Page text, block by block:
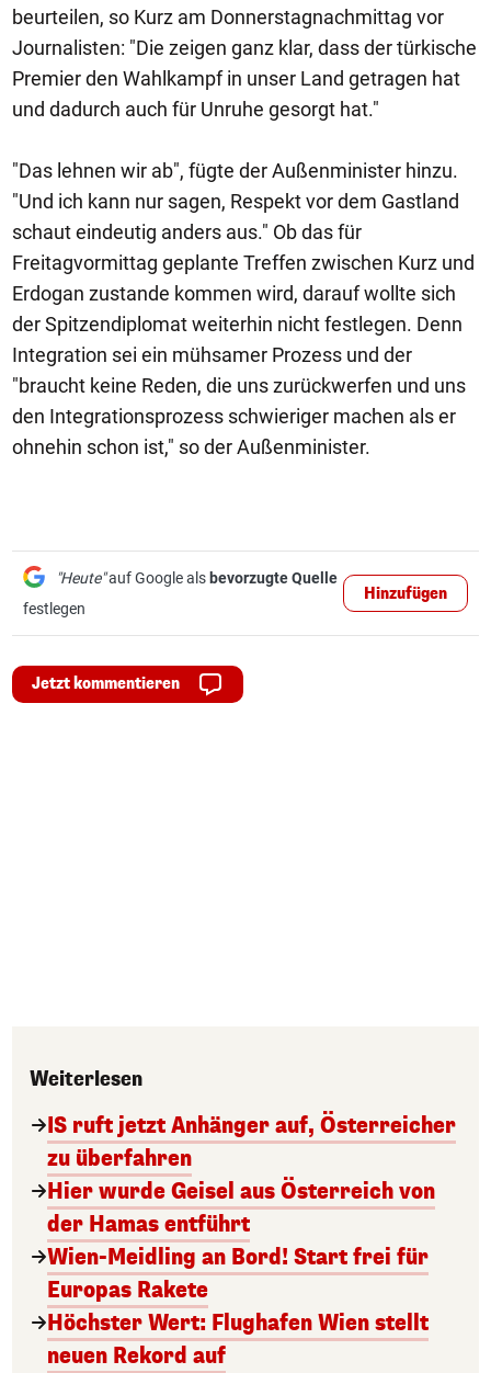
beurteilen, so Kurz am Donnerstagnachmittag vor
Journalisten: "Die zeigen ganz klar, dass der türkische
Premier den Wahlkampf in unser Land getragen hat
und dadurch auch für Unruhe gesorgt hat."
"Das lehnen wir ab", fügte der Außenminister hinzu.
"Und ich kann nur sagen, Respekt vor dem Gastland
schaut eindeutig anders aus." Ob das für
Freitagvormittag geplante Treffen zwischen Kurz und
Erdogan zustande kommen wird, darauf wollte sich
der Spitzendiplomat weiterhin nicht festlegen. Denn
Integration sei ein mühsamer Prozess und der
"braucht keine Reden, die uns zurückwerfen und uns
den Integrationsprozess schwieriger machen als er
ohnehin schon ist," so der Außenminister.
"Heute"auf Google als bevorzugte Quelle
festlegen
Hinzufügen
Jetzt kommentieren
Weiterlesen
IS ruft jetzt Anhänger auf, Österreicher
zu überfahren
Hier wurde Geisel aus Österreich von
der Hamas entführt
Wien-Meidling an Bord! Start frei für
Europas Rakete
Höchster Wert: Flughafen Wien stellt
neuen Rekord auf